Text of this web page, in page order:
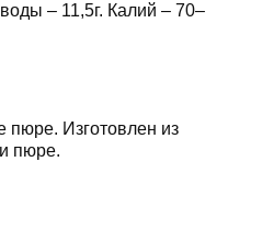
– 11,5г. Калий – 70–
пюре. Изготовлен из
пюре.